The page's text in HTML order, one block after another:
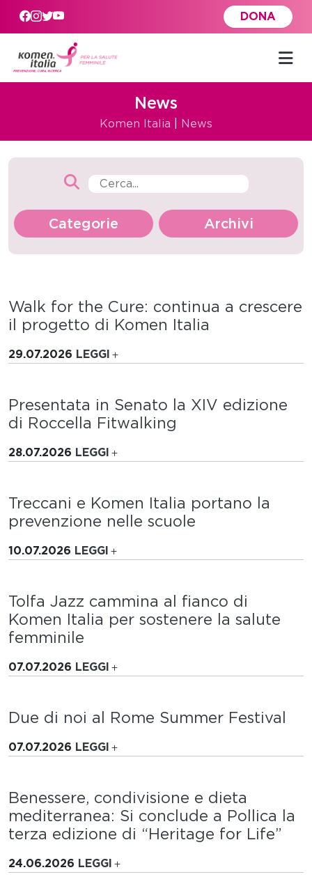
Skip to main content
DONA
News
Komen Italia News
Walk for the Cure: continua a crescere
il progetto di Komen Italia
29.07.2026 LEGGI
Presentata in Senato la XIV edizione
di Roccella Fitwalking
28.07.2026 LEGGI
Treccani e Komen Italia portano la
prevenzione nelle scuole
10.07.2026 LEGGI
Tolfa Jazz cammina al fianco di
Komen Italia per sostenere la salute
femminile
07.07.2026 LEGGI
Due di noi al Rome Summer Festival
07.07.2026 LEGGI
Benessere, condivisione e dieta
mediterranea: Si conclude a Pollica la
terza edizione di “Heritage for Life”
24.06.2026 LEGGI
Categorie Archivi